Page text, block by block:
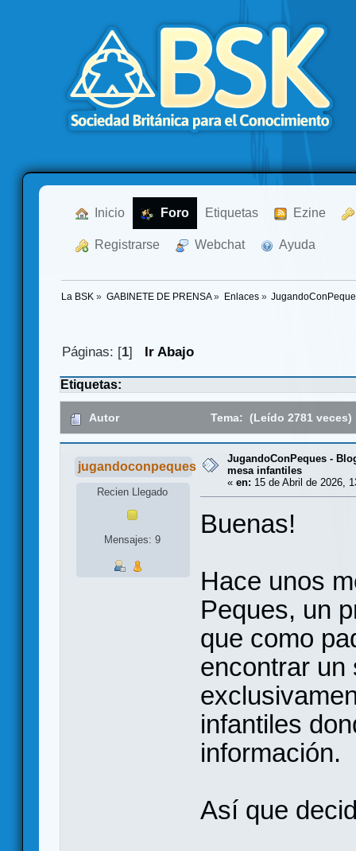
Inicio Foro Etiquetas Ezine
Registrarse Webchat Ayuda
La BSK » GABINETE DE PRENSA» Enlaces»
Páginas: [1] Ir Abajo
Etiquetas:
Autor Tema: (Leído 2781 veces)
jugandoconpeques
Recien Llegado
Mensajes: 9
JugandoConPeques -
mesa infantiles
« en: 15 de Abril de 2026,
Buenas!
Hace unos
Peques, un
que como
encontrar un
infantiles
información.
Así que